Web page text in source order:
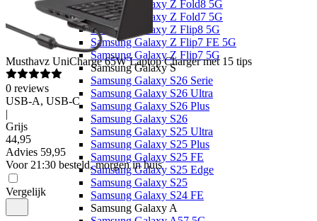
Samsung Galaxy Z Fold8 5G
Samsung Galaxy Z Fold7 5G
Samsung Galaxy Z Flip8 5G
Samsung Galaxy Z Flip7 FE 5G
Samsung Galaxy Z Flip7 5G
Samsung Galaxy S
Samsung Galaxy S26 Serie
Samsung Galaxy S26 Ultra
Samsung Galaxy S26 Plus
Samsung Galaxy S26
Samsung Galaxy S25 Ultra
Samsung Galaxy S25 Plus
Samsung Galaxy S25 FE
Samsung Galaxy S25 Edge
Samsung Galaxy S25
Samsung Galaxy S24 FE
Samsung Galaxy A
Musthavz UniCharge 65W Laptop Charger met 15 tips
0 reviews
USB-A, USB-C
|
Grijs
44,95
Advies 59,95
Voor 21:30 besteld, morgen in huis
Vergelijk